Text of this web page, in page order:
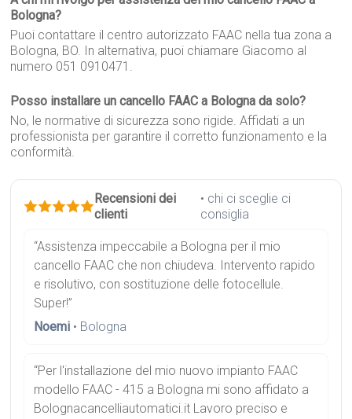
Bologna?
Puoi contattare il centro autorizzato FAAC nella tua zona a
Bologna, BO. In alternativa, puoi chiamare Giacomo al
numero 051 0910471.
Posso installare un cancello FAAC a Bologna da solo?
No, le normative di sicurezza sono rigide. Affidati a un
professionista per garantire il corretto funzionamento e la
conformità.
Recensioni dei
clienti
• chi ci sceglie ci
consiglia
“Assistenza impeccabile a Bologna per il mio
cancello FAAC che non chiudeva. Intervento rapido
e risolutivo, con sostituzione delle fotocellule.
Super!”
Noemi • Bologna
“Per l'installazione del mio nuovo impianto FAAC
modello FAAC - 415 a Bologna mi sono affidato a
Bolognacancelliautomatici.it Lavoro preciso e